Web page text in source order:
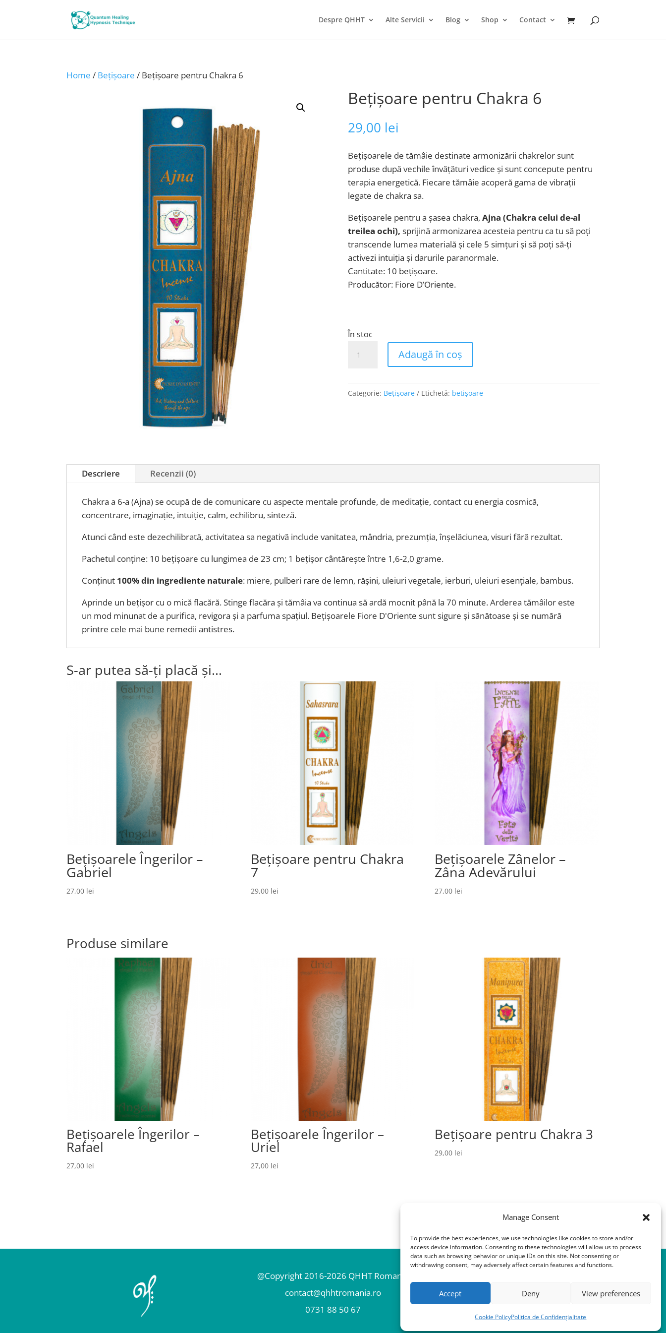
Manage Consent
To provide the best experiences, we use technologies like cookies to store and/or
access device information. Consenting to these technologies will allow us to process
data such as browsing behavior or unique IDs on this site. Not consenting or
withdrawing consent, may adversely affect certain features and functions.
Accept Deny View preferences
Cookie PolicyPolitica de Confidențialitate
Despre QHHT Alte Servicii Blog Shop Contact
Home / Bețișoare / Bețișoare pentru Chakra 6
Bețișoare pentru Chakra 6
29,00 lei
Bețișoarele de tămâie destinate armonizării chakrelor sunt
produse după vechile învățături vedice și sunt concepute pentru
terapia energetică. Fiecare tămâie acoperă gama de vibrații
legate de chakra sa.
Bețișoarele pentru a șasea chakra, Ajna (Chakra celui de-al
treilea ochi), sprijină armonizarea acesteia pentru ca tu să poți
transcende lumea materială și cele 5 simțuri și să poți să-ți
activezi intuiția și darurile paranormale.
Cantitate: 10 bețișoare.
Producător: Fiore D’Oriente.
În stoc
Bețișoare
Chakra
Adaugă în coș
Categorie: Bețișoare Etichetă: betișoare
Descriere Recenzii (0)
Chakra a 6-a (Ajna) se ocupă de de comunicare cu aspecte mentale profunde, de meditație, contact cu energia cosmică,
concentrare, imaginație, intuiție, calm, echilibru, sinteză.
Atunci când este dezechilibrată, activitatea sa negativă include vanitatea, mândria, prezumția, înșelăciunea, visuri fără rezultat.
Pachetul conține: 10 bețișoare cu lungimea de 23 cm; 1 bețișor cântărește între 1,6-2,0 grame.
Conținut 100% din ingrediente naturale: miere, pulberi rare de lemn, rășini, uleiuri vegetale, ierburi, uleiuri esențiale, bambus.
Aprinde un bețișor cu o mică flacără. Stinge flacăra și tămâia va continua să ardă mocnit până la 70 minute. Arderea tămâilor este
un mod minunat de a purifica, revigora și a parfuma spațiul. Bețișoarele Fiore D'Oriente sunt sigure și sănătoase și se numără
printre cele mai bune remedii antistres.
S-ar putea să-ți placă și…
Bețișoarele Îngerilor –
Gabriel
27,00 lei
Bețișoare pentru Chakra
7
29,00 lei
Bețișoarele Zânelor –
Zâna Adevărului
27,00 lei
Produse similare
Bețișoarele Îngerilor –
Rafael
27,00 lei
Bețișoarele Îngerilor –
Uriel
27,00 lei
Bețișoare pentru Chakra 3
29,00 lei
@Copyright 2016-2026 QHHT Romania
contact@qhhtromania.ro
0731 88 50 67